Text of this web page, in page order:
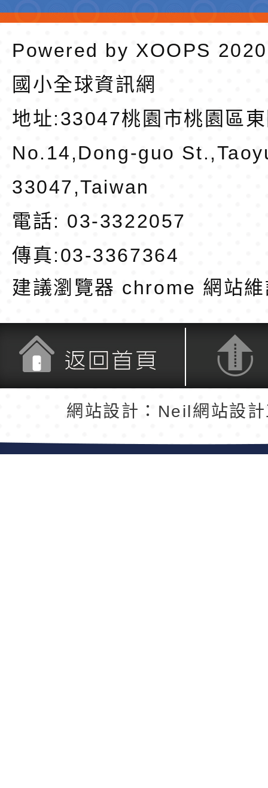
Powered by XOOPS
國小全球資訊網
地址:33047桃園市桃園區
No.14,Dong-guo
33047,Taiwan
電話: 03-3322057
傳真:03-3367364
建議瀏覽器 chrome 網站
返回頂端
網站設計：Neil網站設